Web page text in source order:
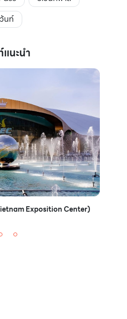
นท์
นะนำ
Exposition Center)